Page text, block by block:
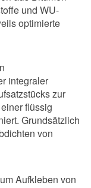
und WU-
optimierte
integraler
zur
flüssig
Grundsätzlich
von
Aufkleben von